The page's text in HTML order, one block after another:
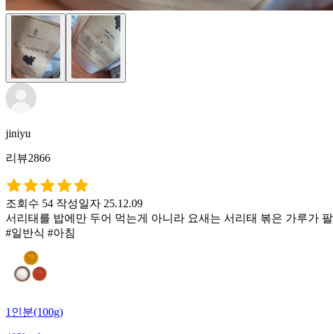
jiniyu
리뷰2866
조회수 54 작성일자 25.12.09
서리태를 밥에만 두어 먹는게 아니라 요새는 서리태 볶은 가루가
#일반식 #아침
1인분(100g)